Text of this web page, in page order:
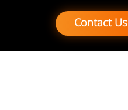
Contact Us